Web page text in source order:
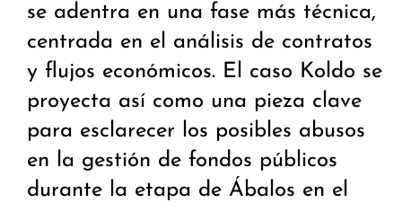
se adentra en una fase más técnica,
centrada en el análisis de contratos
y flujos económicos. El caso Koldo se
proyecta así como una pieza clave
para esclarecer los posibles abusos
en la gestión de fondos públicos
durante la etapa de Ábalos en el